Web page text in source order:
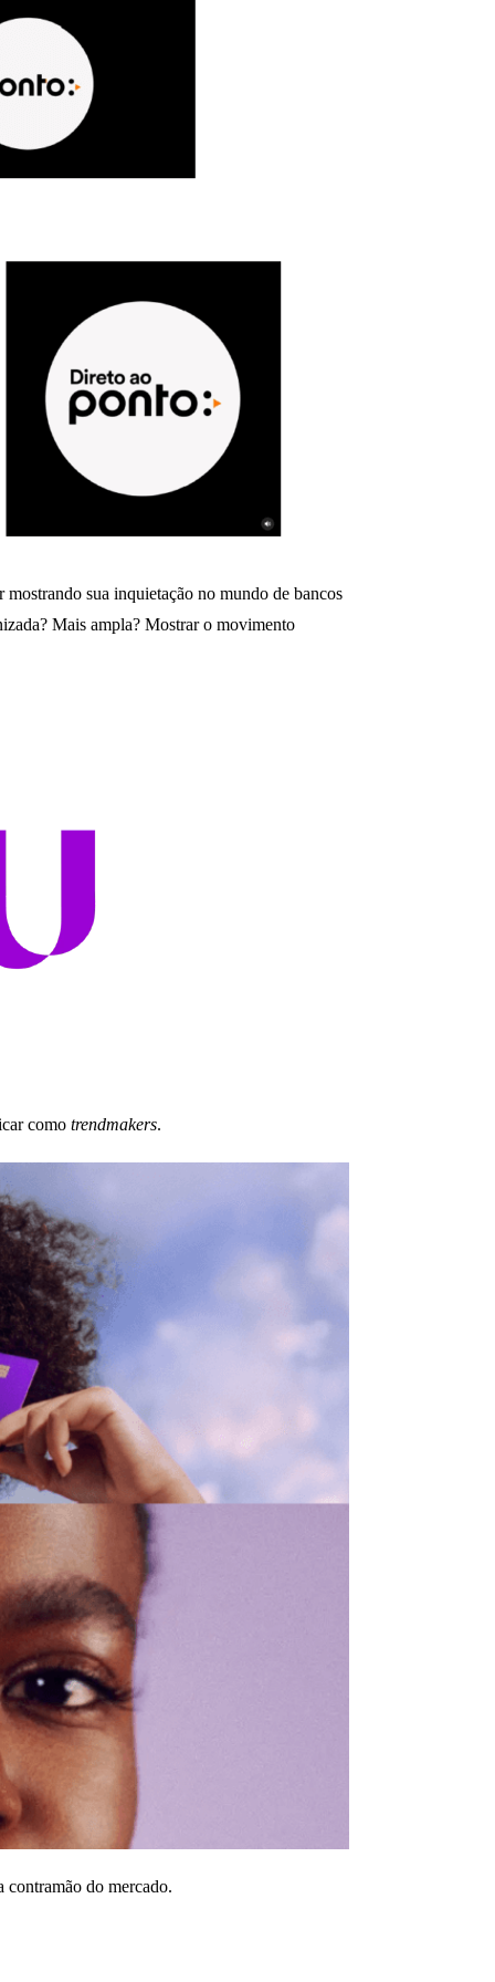
sua inquietação no mundo de bancos
Mais ampla? Mostrar o movimento
como trendmakers.
do mercado.